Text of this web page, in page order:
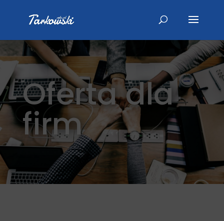
Oferta dla
firm